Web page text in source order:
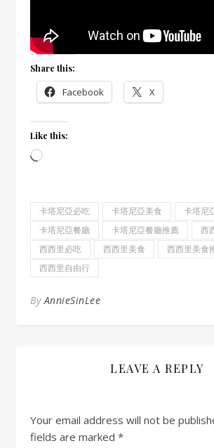
Share this:
Facebook X
Like this:
Loading…
卡塔尼亞必吃 卡塔尼亞美食
卡塔尼
卡塔尼亞餐廳
卡塔尼亞餐廳推薦
西
西西里必吃
西西里美食
西西里美食
西西里自由行
ByAnnieSinLee
LEAVE A REPLY
Your email address will not be
fields are marked *